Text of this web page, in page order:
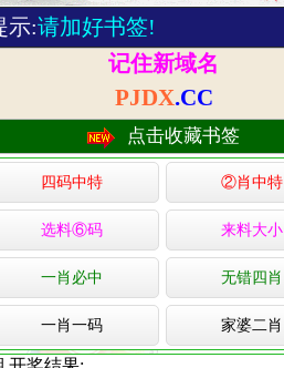
示:请加好书签!
记住新域名
PJDX.CC
点击收藏书签
四码中特 ②肖中特
选料⑥码 来料大小
一肖必中 无错四肖
一肖一码 家婆二肖